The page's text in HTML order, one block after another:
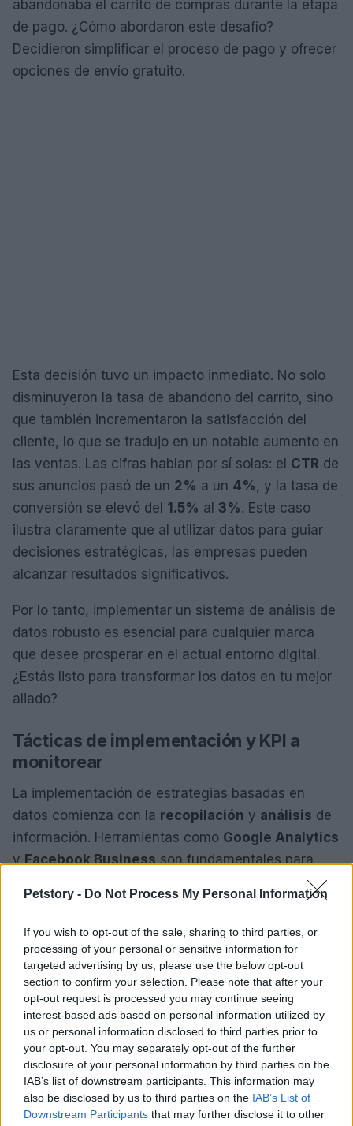
Petstory - Do Not Process My Personal Information
If you wish to opt-out of the sale, sharing to third parties, or
processing of your personal or sensitive information for
targeted advertising by us, please use the below opt-out
section to confirm your selection. Please note that after your
opt-out request is processed you may continue seeing
interest-based ads based on personal information utilized by
us or personal information disclosed to third parties prior to
your opt-out. You may separately opt-out of the further
disclosure of your personal information by third parties on the
IAB’s list of downstream participants. This information may
also be disclosed by us to third parties on the IAB’s List of
Downstream Participants that may further disclose it to other
abandonaba el carrito de compras durante la etapa
de pago. ¿Cómo abordaron este desafío?
Decidieron simplificar el proceso de pago y ofrecer
opciones de envío gratuito.
Esta decisión tuvo un impacto inmediato. No solo
disminuyeron la tasa de abandono del carrito, sino
que también incrementaron la satisfacción del
cliente, lo que se tradujo en un notable aumento en
las ventas. Las cifras hablan por sí solas: el CTR de
sus anuncios pasó de un 2% a un 4% , y la tasa de
conversión se elevó del 1.5% al 3%. Este caso
ilustra claramente que al utilizar datos para guiar
decisiones estratégicas, las empresas pueden
alcanzar resultados significativos.
Por lo tanto, implementar un sistema de análisis de
datos robusto es esencial para cualquier marca
que desee prosperar en el actual entorno digital.
¿Estás listo para transformar los datos en tu mejor
aliado?
Tácticas de implementación y KPI a
monitorear
La implementación de estrategias basadas en
datos comienza con la recopilación y análisis de
información. Herramientas como Google Analytics
yFacebook Businessson fundamentales para
consumidor. ¿Te has preguntado alguna vez cómo
las empresas logran conocer tan bien a sus
clientes? Una vez que se tiene un panorama claro,
es vital establecerKPI (Indicadores Clave de
Desempeño) que se alineen con los objetivos
comerciales. Algunos KPI a monitorear incluyen el
CTR(Tasa de Clics), elROAS(Retorno sobre la
Inversión en Publicidad) y la
tasa de conversión
Laoptimización continuaes clave. Las marcas
deben estar dispuestas a realizar ajustes en sus